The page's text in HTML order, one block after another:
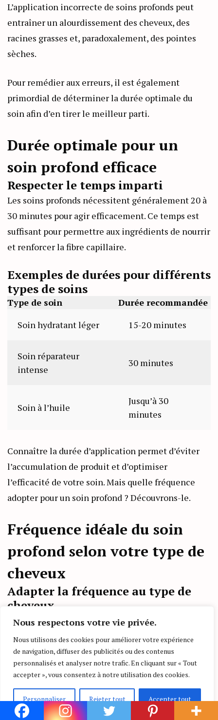
Nous respectons votre vie privée.
Nous utilisons des cookies pour améliorer votre expérience
de navigation, diffuser des publicités ou des contenus
personnalisés et analyser notre trafic. En cliquant sur « Tout
accepter », vous consentez à notre utilisation des cookies.
Personnaliser Rejeter tout Accepter tout
L’application incorrecte de soins profonds peut
entraîner un alourdissement des cheveux, des
racines grasses et, paradoxalement, des pointes
sèches.
Pour remédier aux erreurs, il est également
primordial de déterminer la durée optimale du
soin afin d’en tirer le meilleur parti.
Durée optimale pour un
soin profond efficace
Respecter le temps imparti
Les soins profonds nécessitent généralement 20 à
30 minutes pour agir efficacement. Ce temps est
suffisant pour permettre aux ingrédients de nourrir
et renforcer la fibre capillaire.
Exemples de durées pour différents
types de soins
Type de soin
Durée recommandée
Soin hydratant léger
15-20 minutes
Soin réparateur
intense
30 minutes
Soin à l’huile
Jusqu’à 30
minutes
Connaître la durée d’application permet d’éviter
l’accumulation de produit et d’optimiser
l’efficacité de votre soin. Mais quelle fréquence
adopter pour un soin profond ? Découvrons-le.
Fréquence idéale du soin
profond selon votre type de
cheveux
Adapter la fréquence au type de
cheveux
Chaque type de cheveux a une tolérance différente
au soin profond :
Cheveux fins et lisses : 1 à 2 fois par mois
Cheveux colorés : 2 à 3 fois par mois